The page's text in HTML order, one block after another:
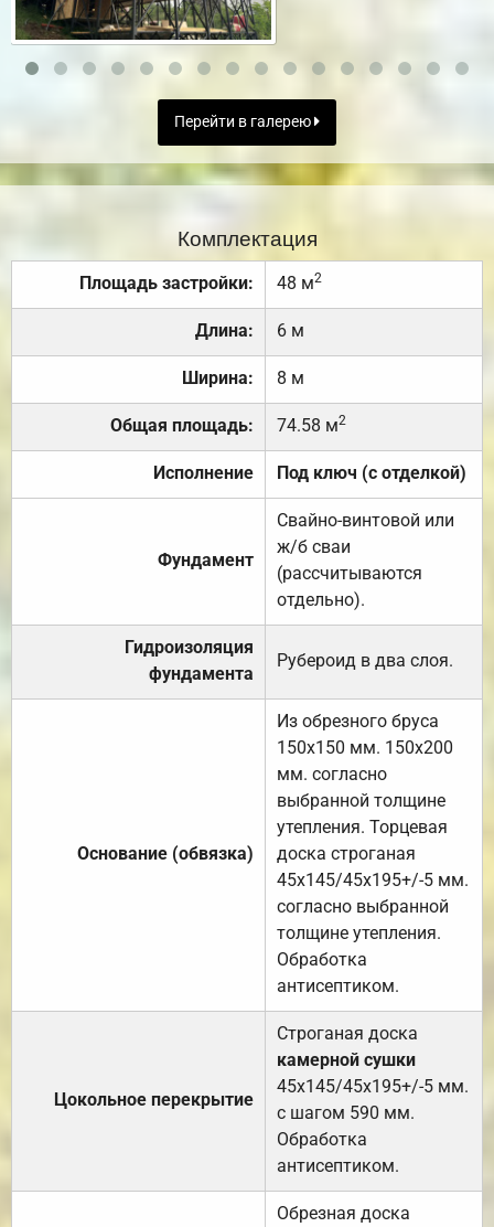
Перейти в галерею
Комплектация
Площадь застройки: 48 м2
Длина: 6 м
Ширина: 8 м
Общая площадь: 74.58 м2
Исполнение Под ключ (с отделкой)
Фундамент
Свайно-винтовой или
ж/б сваи
(рассчитываются
отдельно).
Гидроизоляция
фундамента
Рубероид в два слоя.
Основание (обвязка)
Из обрезного бруса
150х150 мм. 150х200
мм. согласно
выбранной толщине
утепления. Торцевая
доска строганая
45х145/45х195+/-5 мм.
согласно выбранной
толщине утепления.
Обработка
антисептиком.
Цокольное перекрытие
Строганая доска
камерной сушки
45х145/45х195+/-5 мм.
с шагом 590 мм.
Обработка
антисептиком.
Обрезная доска